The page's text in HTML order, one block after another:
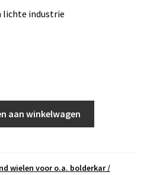
lichte industrie
aan winkelwagen
wielen voor o.a. bolderkar /